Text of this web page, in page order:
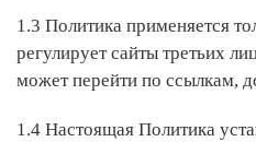
1.3 Политика применяется
регулирует сайты третьих
может перейти по ссылкам,
1.4 Настоящая Политика